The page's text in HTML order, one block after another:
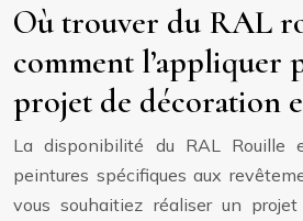
Où trouver du RAL
comment l’appliquer
projet de décoration
La disponibilité du RAL Rouille
peintures spécifiques aux
vous souhaitiez réaliser un